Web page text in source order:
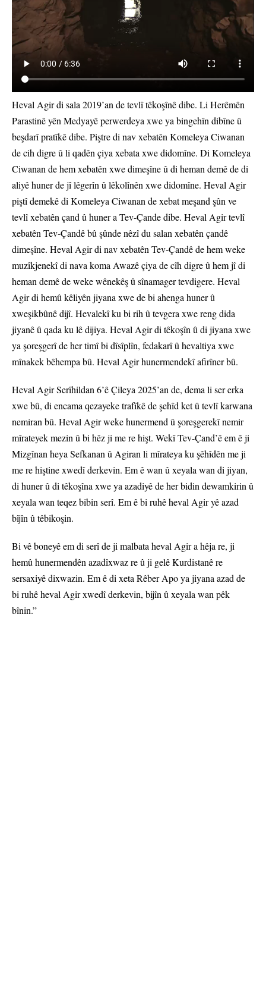
Heval Agir di sala 2019’an de tevlî têkoşînê dibe. Li Herêmên
Parastinê yên Medyayê perwerdeya xwe ya bingehîn dibîne û
beşdarî pratîkê dibe. Piştre di nav xebatên Komeleya Ciwanan
de cih digre û li qadên çiya xebata xwe didomîne. Di Komeleya
Ciwanan de hem xebatên xwe dimeşîne û di heman demê de di
aliyê huner de jî lêgerîn û lêkolînên xwe didomîne. Heval Agir
piştî demekê di Komeleya Ciwanan de xebat meşand şûn ve
tevlî xebatên çand û huner a Tev-Çande dibe. Heval Agir tevlî
xebatên Tev-Çandê bû şûnde nêzî du salan xebatên çandê
dimeşîne. Heval Agir di nav xebatên Tev-Çandê de hem weke
muzîkjenekî di nava koma Awazê çiya de cîh digre û hem jî di
heman demê de weke wênekêş û sînamager tevdigere. Heval
Agir di hemû kêliyên jiyana xwe de bi ahenga huner û
xweşikbûnê dijî. Hevalekî ku bi rih û tevgera xwe reng dida
jiyanê û qada ku lê dijiya. Heval Agir di têkoşîn û di jiyana xwe
ya şoreşgerî de her timî bi dîsîplîn, fedakarî û hevaltiya xwe
mînakek bêhempa bû. Heval Agir hunermendekî afirîner bû.
Heval Agir Serîhildan 6’ê Çileya 2025’an de, dema li ser erka
xwe bû, di encama qezayeke trafîkê de şehîd ket û tevlî karwana
nemiran bû. Heval Agir weke hunermend û şoreşgerekî nemir
mîrateyek mezin û bi hêz ji me re hişt. Wekî Tev-Çand’ê em ê ji
Mizgînan heya Sefkanan û Agiran li mîrateya ku şêhîdên me ji
me re hiştine xwedî derkevin. Em ê wan û xeyala wan di jiyan,
di huner û di têkoşîna xwe ya azadiyê de her bidin dewamkirin û
xeyala wan teqez bibin serî. Em ê bi ruhê heval Agir yê azad
bîjîn û têbikoşin.
Bi vê boneyê em di serî de ji malbata heval Agir a hêja re, ji
hemû hunermendên azadîxwaz re û ji gelê Kurdistanê re
sersaxiyê dixwazin. Em ê di xeta Rêber Apo ya jiyana azad de
bi ruhê heval Agir xwedî derkevin, bijîn û xeyala wan pêk
bînin.”